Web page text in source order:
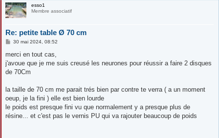
esso1
Membre associatif
Re: petite table Ø 70 cm
M
s
a
g
30 mai 2024, 08:52
merci en tout cas,
j'avoue que je me suis creusé les neurones pour réussir a faire 2 disques
de 70Cm
la taille de 70 cm me parait trés bien par contre te verra ( a un moment
oeup, je la fini ) elle est bien lourde
le poids est presque fini vu que normalement y a presque plus de
résine... et c'est pas le vernis PU qui va rajouter beaucoup de poids